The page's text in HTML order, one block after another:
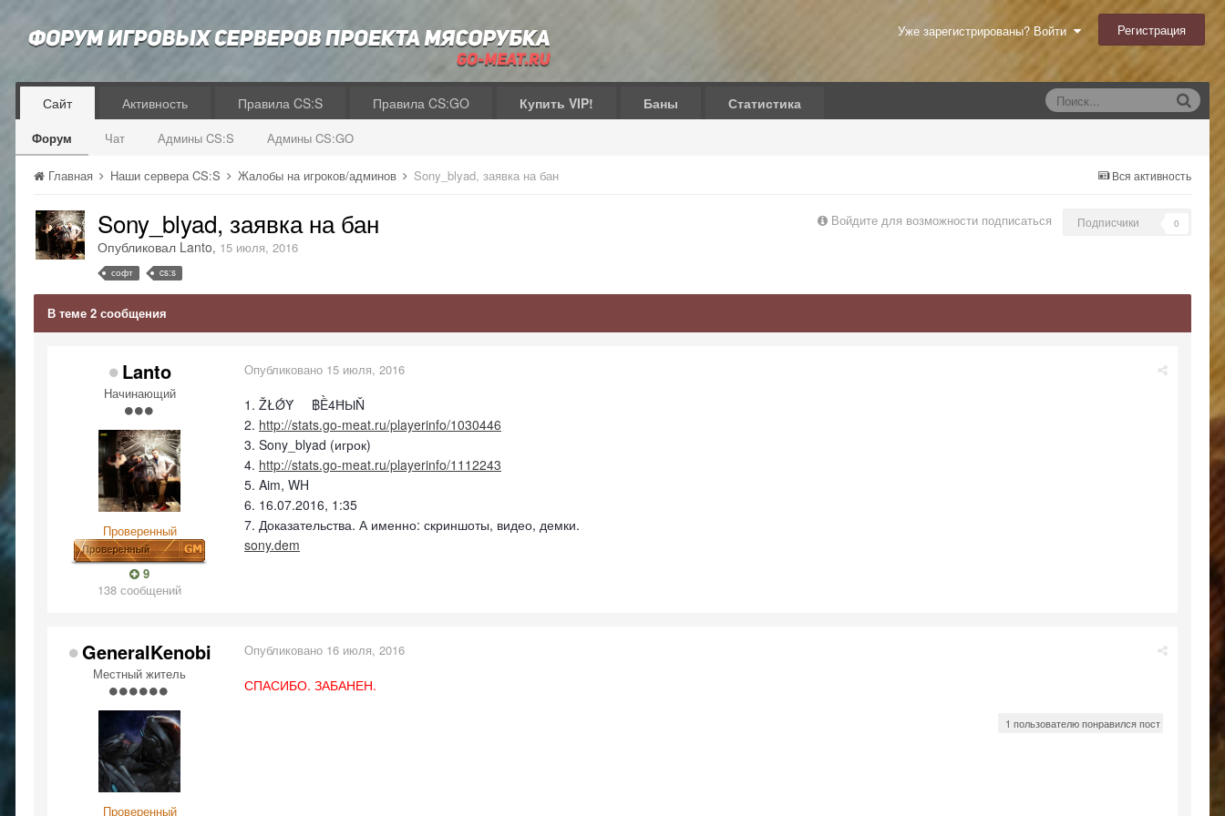
Уже зарегистрированы? Войти Регистрация
Сайт
Форум Чат Админы CS:S Админы CS:GO
Активность Правила CS:S Правила CS:GO Купить VIP! Баны Статистика
Вся активность
Главная Наши сервера CS:S Жалобы на игроков/админов Sony_blyad, заявка на бан
Войдите для возможности подписаться Подписчики 0
Sony_blyad, заявка на бан
Опубликовал Lanto, 15 июля, 2016
софт cs:s
В теме 2 сообщения
Lanto
Начинающий
Проверенный
9
138 сообщений
Опубликовано 15 июля, 2016
1. ŽŁǾẎ ฿Ề4ĦЫŇ
2. http://stats.go-meat.ru/playerinfo/1030446
3. Sony_blyad (игрок)
4. http://stats.go-meat.ru/playerinfo/1112243
5. Aim, WH
6. 16.07.2016, 1:35
7. Доказательства. А именно: скриншоты, видео, демки.
sony.dem
GeneralKenobi
Местный житель
Проверенный
Опубликовано 16 июля, 2016
СПАСИБО. ЗАБАНЕН.
1 пользователю понравился пост